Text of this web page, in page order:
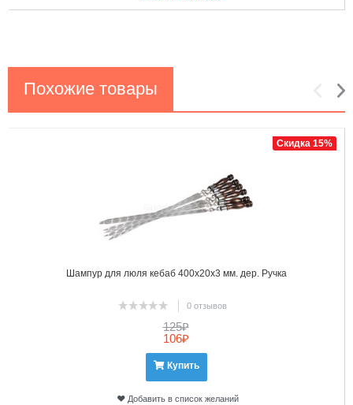
Похожие товары
Шампур для люля кебаб 400х20х3 мм. дер. Ручка
0 отзывов
Скидка 15%
125₽
106₽
Купить
Добавить в список желаний